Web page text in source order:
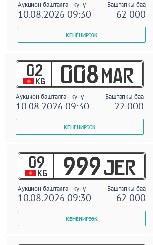
Аукцион башталган күнү Баштапкы баа
10.08.2026 09:30 62 000
02
KG 008 MAR
Аукцион башталган күнү Баштапкы баа
10.08.2026 09:30 22 000
09
KG 999 JER
Аукцион башталган күнү Баштапкы баа
10.08.2026 09:30 62 000